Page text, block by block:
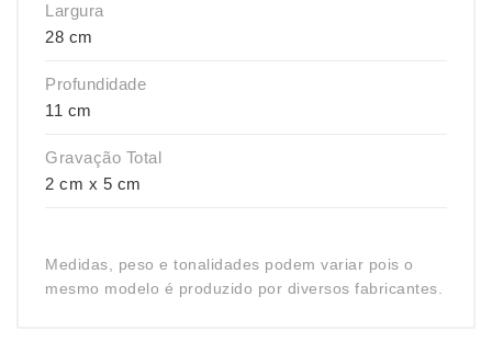
Largura
28 cm
Profundidade
11 cm
Gravação Total
2 cm x 5 cm
Medidas, peso e tonalidades podem variar pois o
mesmo modelo é produzido por diversos fabricantes.